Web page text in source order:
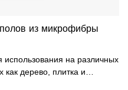
из микрофибры
использования на различных
как дерево, плитка и